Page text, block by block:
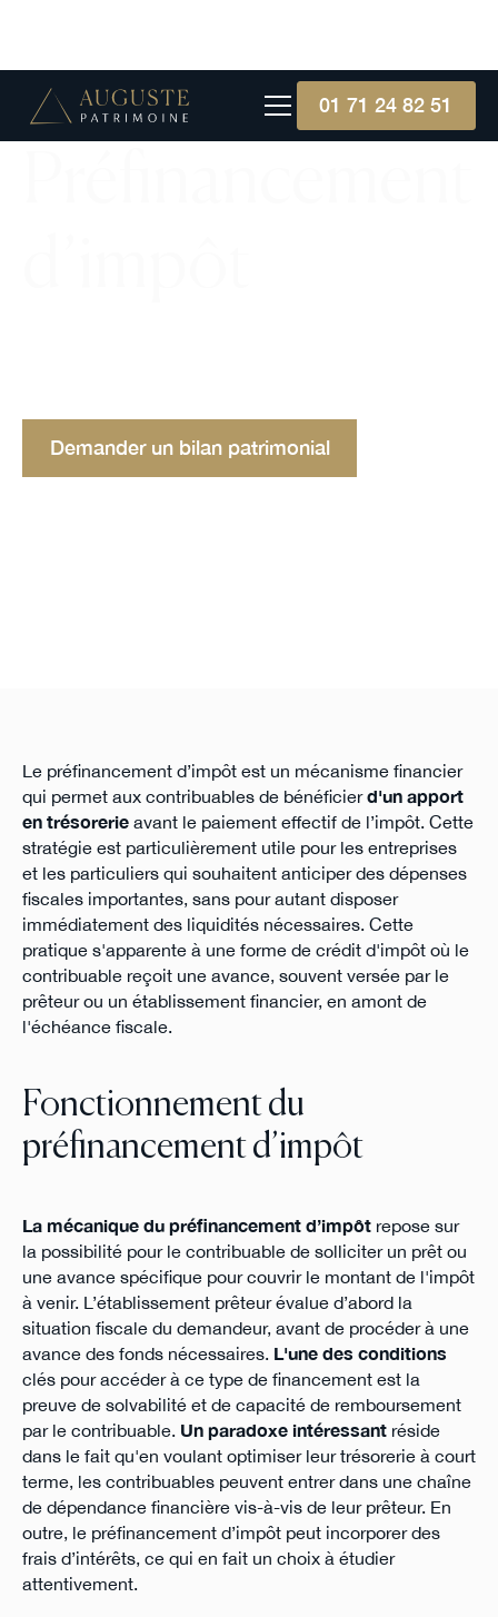
01 71 24 82 51
Demander un bilan patrimonial
Le préfinancement d’impôt est un mécanisme financier
qui permet aux contribuables de bénéficierd'un apport
en trésorerieavant le paiement effectif de l’impôt. Cette
stratégie est particulièrement utile pour les entreprises
et les particuliers qui souhaitent anticiper des dépenses
fiscales importantes, sans pour autant disposer
immédiatement des liquidités nécessaires. Cette
pratique s'apparente à une forme de crédit d'impôt où le
contribuable reçoit une avance, souvent versée par le
prêteur ou un établissement financier, en amont de
l'échéance fiscale.
Fonctionnement du
préfinancement d’impôt
La mécanique du préfinancement d’impôtrepose sur
la possibilité pour le contribuable de solliciter un prêt ou
une avance spécifique pour couvrir le montant de l'impôt
à venir. L’établissement prêteur évalue d’abord la
situation fiscale du demandeur, avant de procéder à une
avance des fonds nécessaires. L'une des conditions
clés pour accéder à ce type de financement est la
preuve de solvabilité et de capacité de remboursement
par le contribuable. Un paradoxe intéressantréside
dans le fait qu'en voulant optimiser leur trésorerie à court
terme, les contribuables peuvent entrer dans une chaîne
de dépendance financière vis-à-vis de leur prêteur. En
outre, le préfinancement d’impôt peut incorporer des
frais d’intérêts, ce qui en fait un choix à étudier
attentivement.